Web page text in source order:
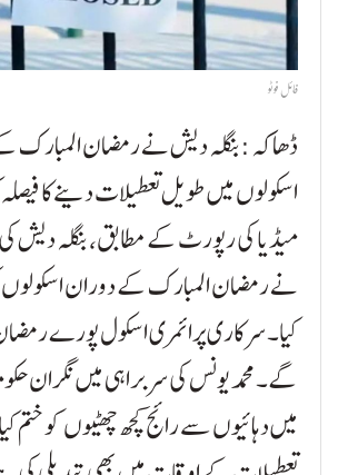
فائل فوٹو
ڈھاکہ :بنگلہ دیش نے رمضان المبارک
اسکولوں میں طویل تعطیلات دینے کا
میڈیا کی رپورٹ کے مطابق، بنگلہ دیش
نے رمضان المبارک کے دوران اسکولوں
کیا۔ سرکاری پرائمری اسکول پورے
گے۔ محمد یونس کی سربراہی میں نگران
میں دہائیوں سے رائج کچھ چھٹیوں کو ختم